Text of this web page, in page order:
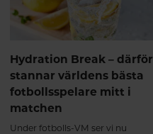
Hydration Break – därför
stannar världens bästa
fotbollsspelare mitt i
matchen
Under fotbolls-VM ser vi nu